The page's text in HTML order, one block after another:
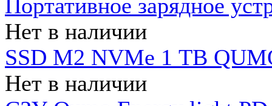
Портативное зарядное
Нет в наличии
SSD M2 NVMe 1 ТB
Нет в наличии